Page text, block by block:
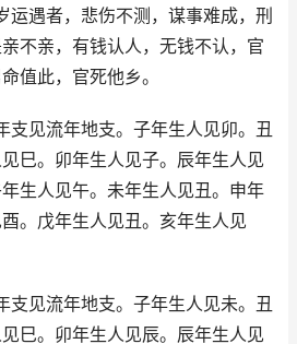
运遇者，悲伤不测，谋事难成，刑
不亲，有钱认人，无钱不认，官
值此，官死他乡。
支见流年地支。子年生人见卯。丑
巳。卯年生人见子。辰年生人见
生人见午。未年生人见丑。申年
。戊年生人见丑。亥年生人见
支见流年地支。子年生人见未。丑
巳。卯年生人见辰。辰年生人见